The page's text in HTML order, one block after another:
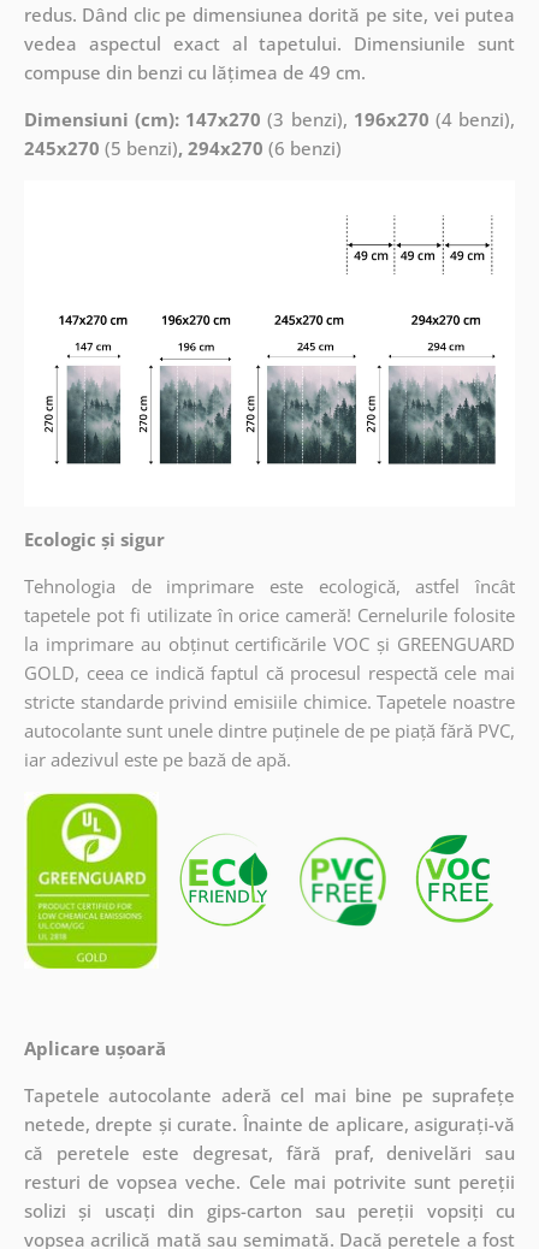
redus. Dând clic pe dimensiunea dorită pe site, vei putea
vedea aspectul exact al tapetului. Dimensiunile sunt
compuse din benzi cu lățimea de 49 cm.
Dimensiuni (cm): 147x270 (3 benzi), 196x270 (4 benzi),
245x270 (5 benzi), 294x270 (6 benzi)
Ecologic și sigur
Tehnologia de imprimare este ecologică, astfel încât
tapetele pot fi utilizate în orice cameră! Cernelurile folosite
la imprimare au obținut certificările VOC și GREENGUARD
GOLD, ceea ce indică faptul că procesul respectă cele mai
stricte standarde privind emisiile chimice. Tapetele noastre
autocolante sunt unele dintre puținele de pe piață fără PVC,
iar adezivul este pe bază de apă.
Aplicare ușoară
Tapetele autocolante aderă cel mai bine pe suprafețe
netede, drepte și curate. Înainte de aplicare, asigurați-vă
că peretele este degresat, fără praf, denivelări sau
resturi de vopsea veche. Cele mai potrivite sunt pereții
solizi și uscați din gips-carton sau pereții vopsiți cu
vopsea acrilică mată sau semimată. Dacă peretele a fost